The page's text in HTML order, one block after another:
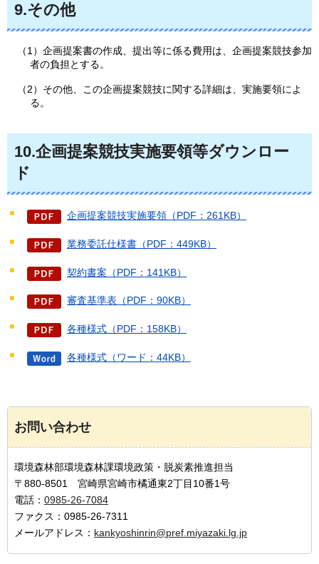
9.その他
（1）企画提案書の作成、提出等に係る費用は、企画提案競技参加
者の負担とする。
（2）その他、この企画提案競技に関する詳細は、実施要領によ
る。
10.企画提案競技実施要領等ダウンロー
ド
企画提案競技実施要領（PDF：261KB）
業務委託仕様書（PDF：449KB）
契約書案（PDF：141KB）
審査基準表（PDF：90KB）
各種様式（PDF：158KB）
各種様式（ワード：44KB）
お問い合わせ
環境森林部環境森林課環境政策・脱炭素推進担当
〒880-8501 宮崎県宮崎市橘通東2丁目10番1号
電話： 0985-26-7084
ファクス：0985-26-7311
メールアドレス： kankyoshinrin@pref.miyazaki.lg.jp